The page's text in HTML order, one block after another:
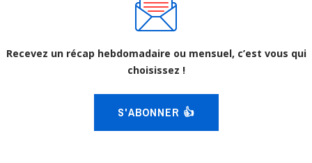
Recevez un récap hebdomadaire ou mensuel, c’est vous qui
choisissez !
S'ABONNER 👍